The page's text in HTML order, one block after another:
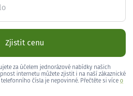
Zjistit cenu
za účelem jednorázové nabídky našich
internetu můžete zjistit i na naší zákaznické
čísla je nepovinné. Přečtěte si více o